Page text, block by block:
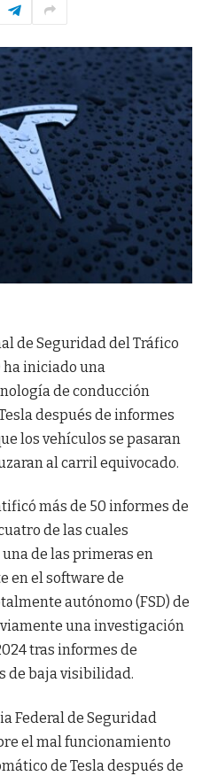
de Seguridad del Tráfico
ha iniciado una
de conducción
después de informes
los vehículos se pasaran
al carril equivocado.
más de 50 informes de
de las cuales
de las primeras en
en el software de
autónomo (FSD) de
una investigación
tras informes de
de baja visibilidad.
Federal de Seguridad
el mal funcionamiento
de Tesla después de